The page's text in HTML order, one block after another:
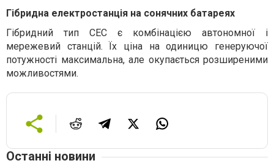
Гібридна електростанція на сонячних батареях
Гібридний тип СЕС є комбінацією автономної і
мережевий станцій. Їх ціна на одиницю генеруючої
потужності максимальна, але окупається розширеними
можливостями.
Останні новини